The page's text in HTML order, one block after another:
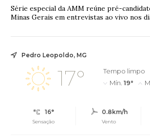
Série especial da AMM reúne pré-
Minas Gerais em entrevistas ao vivo nos
Pedro Leopoldo, MG
17°
Tempo limpo
Mín. 19°
16°
Sensação
0.8km/h
Vento